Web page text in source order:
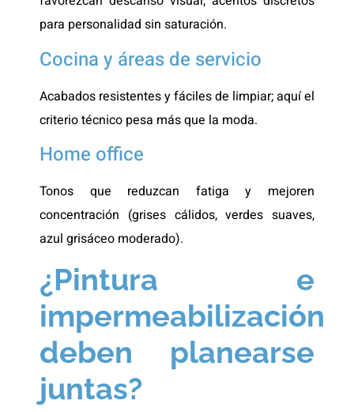
para personalidad sin saturación.
Cocina y áreas de servicio
Acabados resistentes y fáciles de limpiar; aquí el
criterio técnico pesa más que la moda.
Home office
Tonos que reduzcan fatiga y mejoren
concentración (grises cálidos, verdes suaves,
azul grisáceo moderado).
¿Pintura e
impermeabilización
deben planearse
juntas?